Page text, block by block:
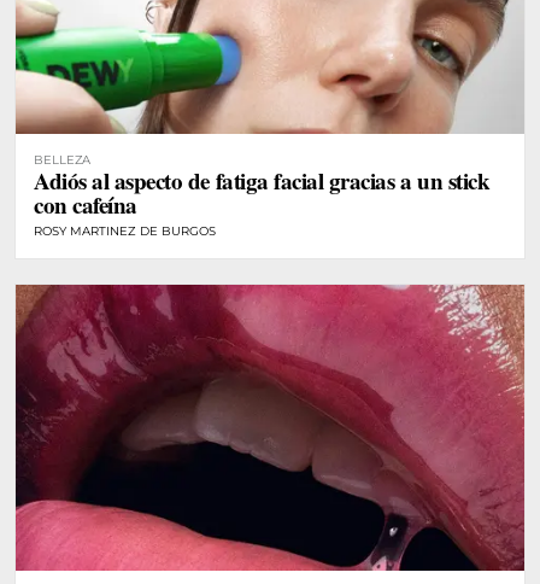
BELLEZA
Adiós al aspecto de fatiga facial gracias a un stick
con cafeína
ROSY MARTINEZ DE BURGOS